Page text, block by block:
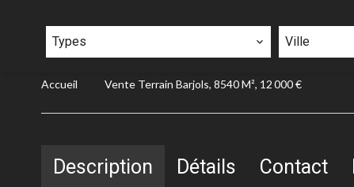
Types Ville
Accueil Vente Terrain Barjols, 8540 M², 12 000 €
Description Détails Contact